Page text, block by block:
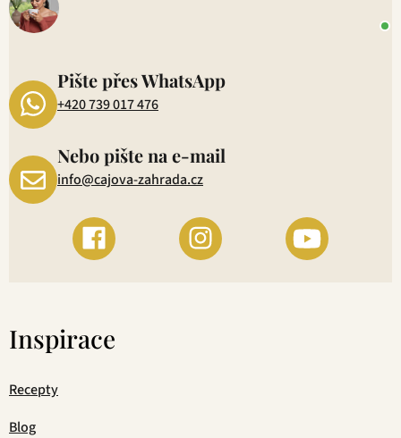
Pište přes WhatsApp
+420 739 017 476
Nebo pište na e-mail
info@cajova-zahrada.cz
Inspirace
Recepty
Blog